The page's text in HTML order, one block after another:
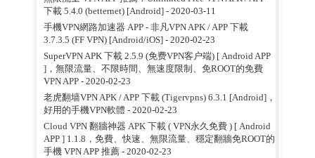
下載 5.4.0 (betternet) [Android]- 2020-03-11
手機VPN網路加速器 APP - 非凡VPN APK / APP 下載
3.7.3.5 (FF VPN) [Android/iOS]- 2020-02-23
SuperVPN APK 下載 2.5.9 (免费VPN客户端) [ Android APP
]，無限流量、不限時間、無速度限制、免ROOT的免費
VPN APP- 2020-02-23
老虎翻墙VPN APK / APP 下載 (Tigervpns) 6.3.1 [Android]，
好用的手機VPN軟體 - 2020-02-23
Cloud VPN 翻牆神器 APK 下載 ( VPN永久免費 ) [ Android
APP ] 1.1.8，免費、快速、無限流量、穩定翻牆免ROOT的
手機 VPN APP 推薦- 2020-02-23